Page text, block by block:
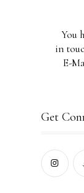
You
in
E-
Get